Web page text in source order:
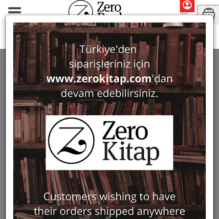
Search: Demet Ulusoy Binan
SEARCH: DEMET ULUSOY BINAN 4 ürün bulundu
Filter Show Only in Stock